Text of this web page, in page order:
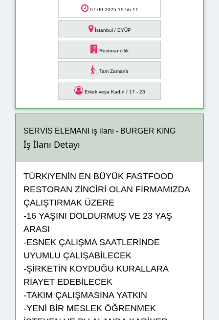
07-09-2025 19:56:11
İstanbul / EYÜP
Restorancılık
Tam Zamanlı
Erkek veya Kadın / 17 - 23
SERVİS ELEMANI iş ilanı - BURGER KING
İş İlanı Detayı
TÜRKiYENİN EN BÜYÜK FASTFOOD
RESTORAN ZİNCİRİ OLAN FİRMAMIZDA
ÇALIŞTIRMAK ÜZERE
-16 YAŞINI DOLDURMUŞ VE 23 YAŞ
ARASI
-ESNEK ÇALIŞMA SAATLERİNDE
UYUMLU ÇALIŞABİLECEK
-ŞİRKETİN KOYDUĞU KURALLARA
RİAYET EDEBİLECEK
-TAKIM ÇALIŞMASINA YATKIN
-YENİ BİR MESLEK ÖĞRENMEK